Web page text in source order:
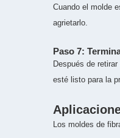
Cuando el molde
agrietarlo.
Paso 7:
Después de
esté listo para la
Los moldes de